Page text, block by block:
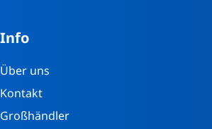
Info
Über uns
Kontakt
Großhändler